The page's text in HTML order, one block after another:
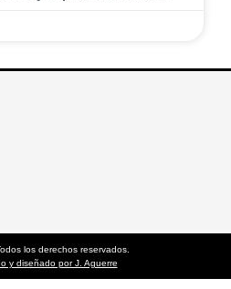
los derechos reservados.
y diseñado por J. Aguerre